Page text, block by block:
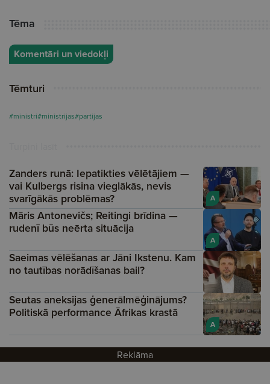
Tēma
Komentāri un viedokļi
Tēmturi
#ministri#ministrijas#partijas
A
Zanders runā: Iepatikties vēlētājiem —
vai Kulbergs risina vieglākās, nevis
svarīgākās problēmas?
A
Māris Antonevičs; Reitingi brīdina —
rudenī būs neērta situācija
Saeimas vēlēšanas ar Jāni Ikstenu. Kam
no tautības norādīšanas bail?
A
Seutas aneksijas ģenerālmēģinājums?
Politiskā performance Āfrikas krastā
Reklāma